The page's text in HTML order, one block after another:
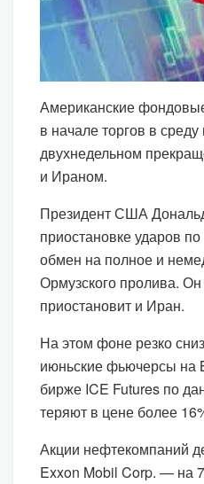
Американские
в начале торгов в
двухнедельном
и Ираном.
Президент США
приостановке ударов
обмен на полное и
Ормузского пролива.
приостановит и Иран.
На этом фоне резко
июньские фьючерсы на
бирже ICE Futures по
теряют в цене более
Акции нефтекомпаний
Exxon Mobil Corp. — на